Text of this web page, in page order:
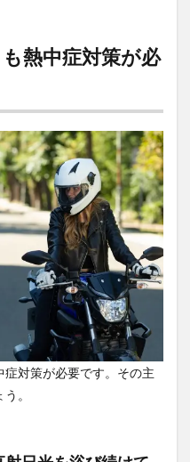
熱中症対策が必
対策が必要です。その主
。